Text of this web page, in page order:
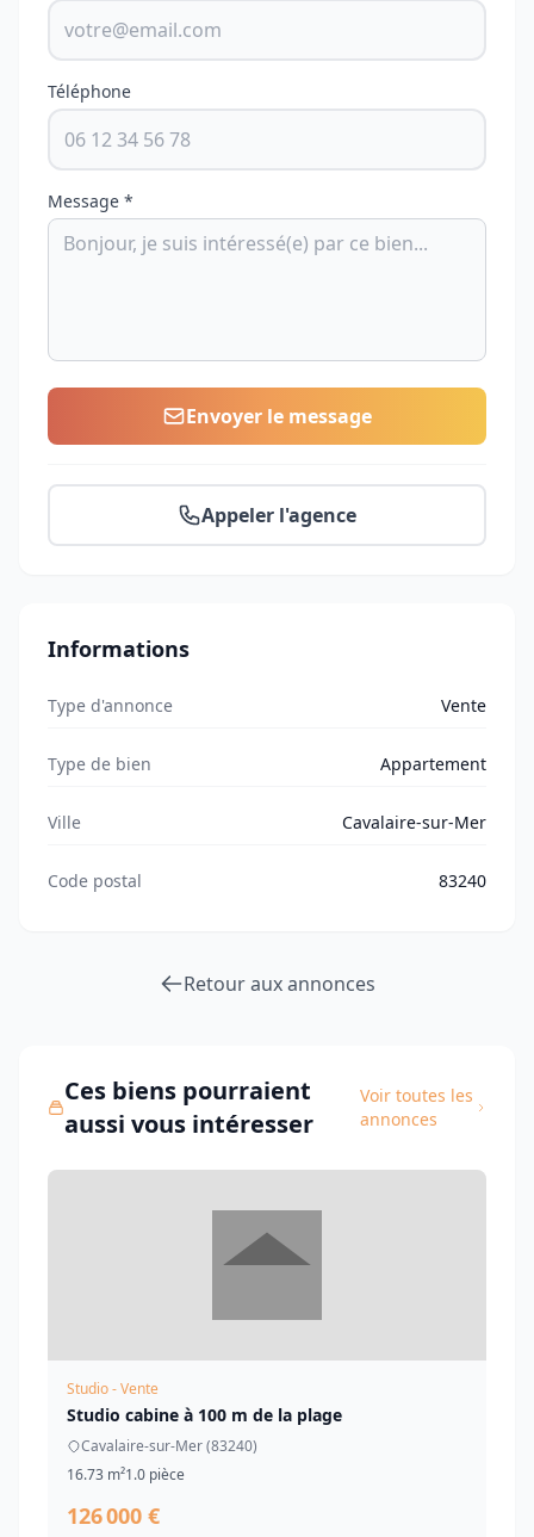
Téléphone
Message *
Envoyer le message
Appeler l'agence
Informations
Type d'annonce Vente
Type de bien Appartement
Ville Cavalaire-sur-Mer
Code postal 83240
Retour aux annonces
Ces biens pourraient
aussi vous intéresser
Voir toutes les
annonces
Studio - Vente
Studio cabine à 100 m de la plage
Cavalaire-sur-Mer (83240)
16.73 m²1.0 pièce
126 000 €